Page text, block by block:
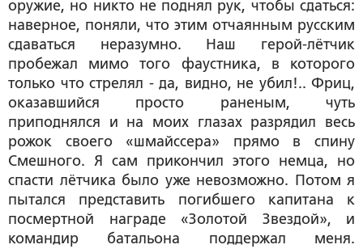
оружие, но никто не поднял рук, чтобы сдаться:
наверное, поняли, что этим отчаянным русским
сдаваться неразумно. Наш герой-лётчик
пробежал мимо того фаустника, в которого
только что стрелял - да, видно, не убил!.. Фриц,
оказавшийся просто раненым, чуть
приподнялся и на моих глазах разрядил весь
рожок своего «шмайссера» прямо в спину
Смешного. Я сам прикончил этого немца, но
спасти лётчика было уже невозможно. Потом я
пытался представить погибшего капитана к
посмертной награде «Золотой Звездой», и
командир батальона поддержал меня.